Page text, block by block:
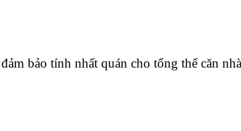
bảo tính nhất quán cho tổng thể căn nhà